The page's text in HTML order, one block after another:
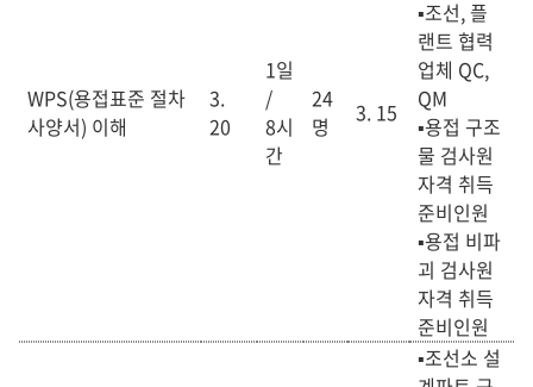
WPS(용접표준 절차
사양서) 이해
3.
20
1일
/
8시
간
24
명
3. 15
▪조선, 플
랜트 협력
업체 QC,
QM
▪용접 구조
물 검사원
자격 취득
준비인원
▪용접 비파
괴 검사원
자격 취득
준비인원
▪조선소 설